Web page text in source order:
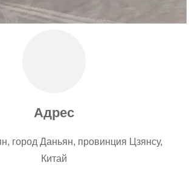
Адрес
город Даньян, провинция Цзянсу,
Китай